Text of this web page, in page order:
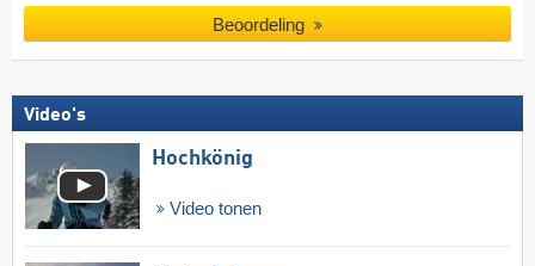
Beoordeling
Video's
Hochkönig
Video tonen